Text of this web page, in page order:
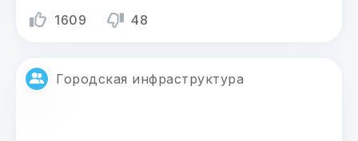
1609 48
Городская инфраструктура